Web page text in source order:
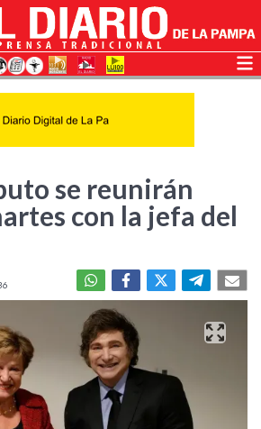
se reunirán
con la jefa del